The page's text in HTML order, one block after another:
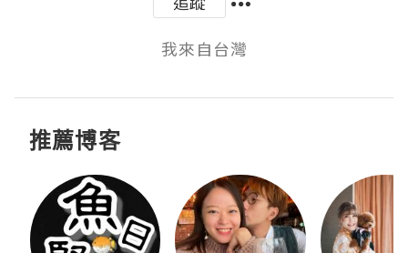
我來自台灣
推薦博客